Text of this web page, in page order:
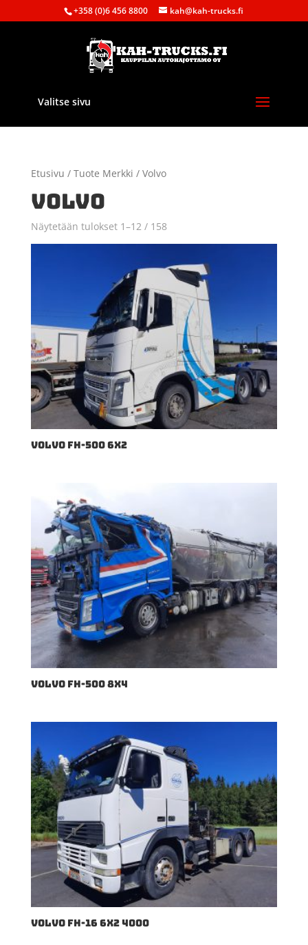
+358 (0)6 456 8800 kah@kah-trucks.fi
Valitse sivu
Etusivu / Tuote Merkki / Volvo
VOLVO
Näytetään tulokset 1–12 / 158Sorted
by
VOLVO FH-500 6X2
VOLVO FH-500 8X4
VOLVO FH-16 6X2 4000